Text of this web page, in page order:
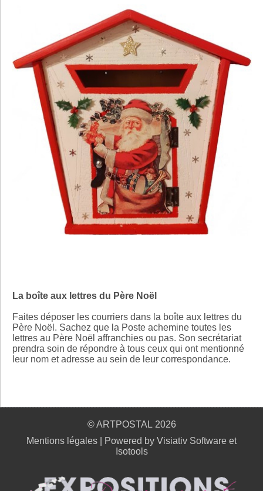
La boîte aux lettres du Père Noël
Faites déposer les courriers dans la boîte aux lettres du
Père Noël. Sachez que la Poste achemine toutes les
lettres au Père Noël affranchies ou pas. Son secrétariat
prendra soin de répondre à tous ceux qui ont mentionné
leur nom et adresse au sein de leur correspondance.
© ARTPOSTAL 2026
Mentions légales
Powered by Visiativ Software et
Isotools